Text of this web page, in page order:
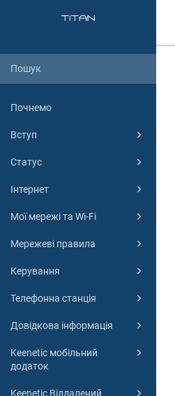
Почнемо
Вступ
Статус
Інтернет
Мої мережі та Wi-Fi
Мережеві правила
Керування
Телефонна станція
Довідкова інформація
Keenetic мобільний
додаток
Keenetic Віддалений